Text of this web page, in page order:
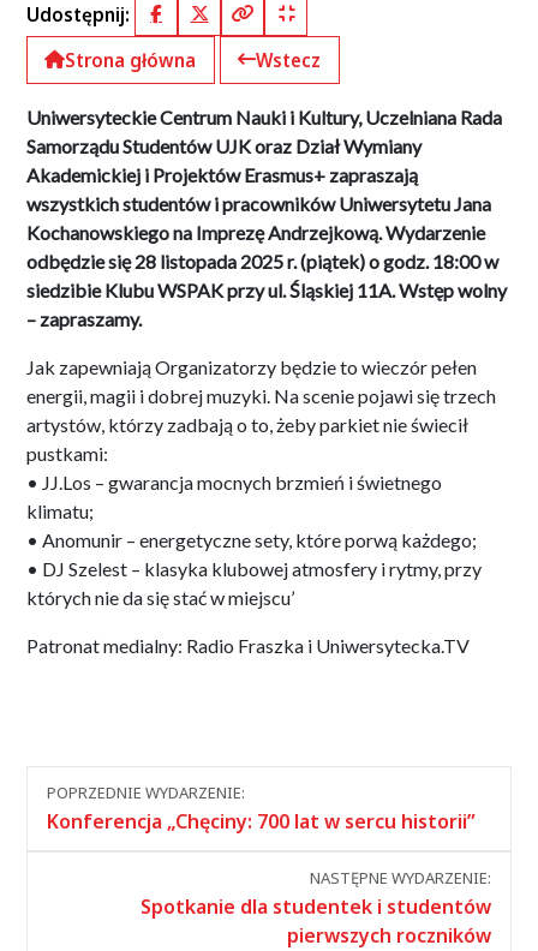
Udostępnij:
FacebookX (Twitter)
Kopiuj pełny link
Kopiuj krótki link
Strona główna
Wstecz
Uniwersyteckie Centrum Nauki i Kultury, Uczelniana Rada
Samorządu Studentów UJK oraz Dział Wymiany
Akademickiej i Projektów Erasmus+ zapraszają
wszystkich studentów i pracowników Uniwersytetu Jana
Kochanowskiego na Imprezę Andrzejkową. Wydarzenie
odbędzie się 28 listopada 2025 r. (piątek) o godz. 18:00 w
siedzibie Klubu WSPAK przy ul. Śląskiej 11A. Wstęp wolny
– zapraszamy.
Jak zapewniają Organizatorzy będzie to wieczór pełen
energii, magii i dobrej muzyki. Na scenie pojawi się trzech
artystów, którzy zadbają o to, żeby parkiet nie świecił
pustkami:
• JJ.Los – gwarancja mocnych brzmień i świetnego
klimatu;
• Anomunir – energetyczne sety, które porwą każdego;
• DJ Szelest – klasyka klubowej atmosfery i rytmy, przy
których nie da się stać w miejscu’
Patronat medialny: Radio Fraszka i Uniwersytecka.TV
Nawigacja
między
POPRZEDNIE WYDARZENIE:
Konferencja „Chęciny: 700 lat w sercu historii”
NASTĘPNE WYDARZENIE:
Spotkanie dla studentek i studentów
pierwszych roczników